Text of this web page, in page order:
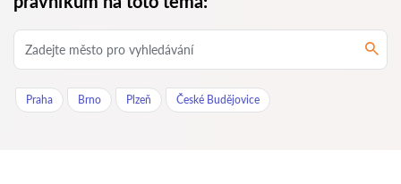
Praha Brno Plzeň České Budějovice